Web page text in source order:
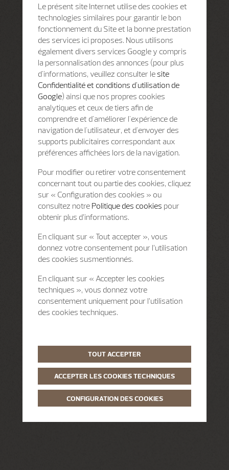
Le présent site Internet utilise des cookies et
technologies similaires pour garantir le bon
fonctionnement du Site et la bonne prestation
des services ici proposes. Nous utilisons
également divers services Google y compris
la personnalisation des annonces (pour plus
d'informations, veuillez consulter le site
Confidentialité et conditions d'utilisation de
Google) ainsi que nos propres cookies
analytiques et ceux de tiers afin de
comprendre et d'améliorer l'expérience de
navigation de l'utilisateur, et d'envoyer des
supports publicitaires correspondant aux
préférences affichées lors de la navigation.
Pour modifier ou retirer votre consentement
concernant tout ou partie des cookies, cliquez
sur « Configuration des cookies » ou
consultez notre Politique des cookies pour
obtenir plus d’informations.
En cliquant sur « Tout accepter », vous
donnez votre consentement pour l’utilisation
des cookies susmentionnés.
En cliquant sur « Accepter les cookies
techniques », vous donnez votre
consentement uniquement pour l’utilisation
des cookies techniques.
TOUT ACCEPTER
ACCEPTER LES COOKIES TECHNIQUES
CONFIGURATION DES COOKIES